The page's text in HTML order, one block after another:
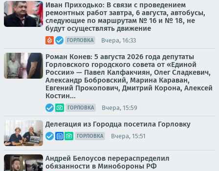
Иван Приходько: В связи с проведением
ремонтных работ завтра, 6 августа, автобусы,
следующие по маршрутам № 16 и № 18, не
будут осуществлять движение
ГОРЛОВКА Вчера, 16:33
Роман Конев: 5 августа 2026 года депутаты
Горловского городского совета от «Единой
России» — Павел Калфакчиян, Олег Сладкевич,
Александр Бобровский, Марина Караван,
Евгений Прокопович, Дмитрий Корона, Алексей
Костин...
ГОРЛОВКА Вчера, 15:59
Делегация из Городца посетила Горловку
ГОРЛОВКА Вчера, 15:51
Андрей Белоусов перераспределил
обязанности в Минобороны РФ